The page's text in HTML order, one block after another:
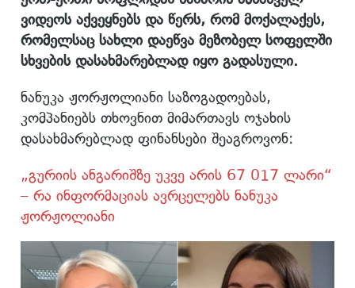
ვიდეოს აქვეყნებს და წერს, რომ მოქალაქეს,
რომელსაც სახლი დაეწვა მეზობელ სოფელში
სხვების დასახმარებლად იყო გადასული.
ნანუკა ჟორჟოლიანი საზოგადოებას,
კომპანიებს თხოვნით მიმართავს ოჯახის
დასახმარებლად ფინანსები შეაგროვონ:
„გურიის ანგარიშზე უკვე არის 67 017 ლარი“
– რა ინფორმაციას ავრცელებს ნანუკა
ჟორჟოლიანი